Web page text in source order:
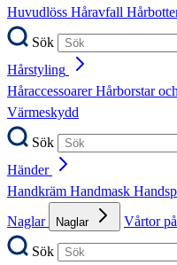
Huvudlöss Håravfall
Sök
Hårstyling
HåraccessoarerHårborstar
Värmeskydd
Sök
Händer
Handkräm Handmask
Naglar
Naglar Vårtor
Sök